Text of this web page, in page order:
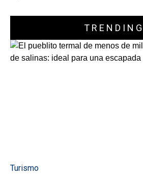
TRENDING
Turismo